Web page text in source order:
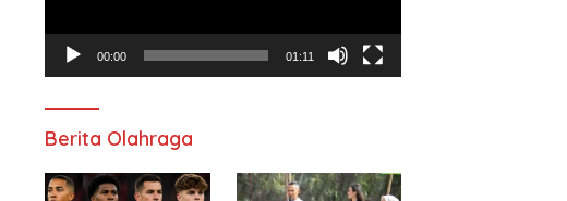
00:00 01:11
Berita Olahraga